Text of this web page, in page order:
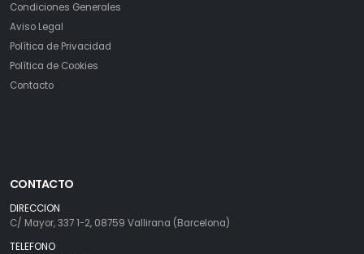
Condiciones Generales
Aviso Legal
Política de Privacidad
Política de Cookies
Contacto
CONTACTO
DIRECCION
C/ Mayor, 337 1-2, 08759 Vallirana (Barcelona)
TELEFONO